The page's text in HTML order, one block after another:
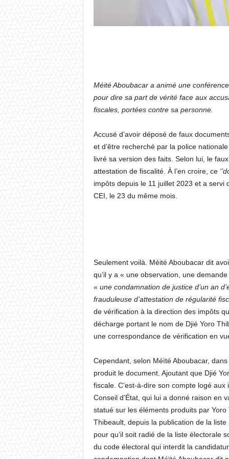
Méité Aboubacar a animé une
pour dire sa part de vérité face aux
fiscales, portées contre sa personne.
Accusé d’avoir déposé de faux
et d’être recherché par la police
livré sa version des faits. Selon lui, le
attestation de fiscalité. À l’en croire, ce
impôts depuis le 11 juillet 2023 et a
CEI, le 23 du même mois.
Seulement voilà. Méité Aboubacar dit
qu’il y a « une observation, une
« une condamnation de justice d’un an
frauduleuse d’attestation de régularité
de vérification à la direction des impôts
décharge portant le nom de Djié Yoro
une correspondance de vérification en
Cependant, selon Méïté Aboubacar,
produit le document. Ajoutant que Djié
fiscale. C’est-à-dire son compte logé
Conseil d’État, qui lui a donné raison en
statué sur les éléments produits par
Thibeault, depuis la publication de la
pour qu’il soit radié de la liste électorale
du code électoral qui interdit la